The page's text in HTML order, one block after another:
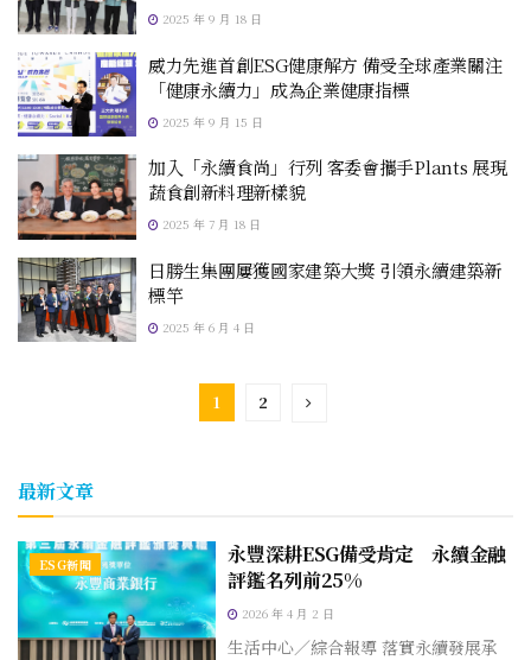
2025 年 9 月 18 日
威力先進首創ESG健康解方 備受全球產業關注
「健康永續力」成為企業健康指標
2025 年 9 月 15 日
加入「永續食尚」行列 客委會攜手Plants 展現
蔬食創新料理新樣貌
2025 年 7 月 18 日
日勝生集團屢獲國家建築大獎 引領永續建築新
標竿
2025 年 6 月 4 日
1 2
最新文章
ESG新聞
永豐深耕ESG備受肯定 永續金融
評鑑名列前25%
2026 年 4 月 2 日
生活中心／綜合報導 落實永續發展承